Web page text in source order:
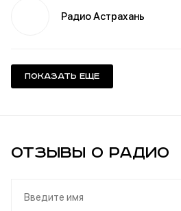
Радио Астрахань
Показать еще
Отзывы о Радио